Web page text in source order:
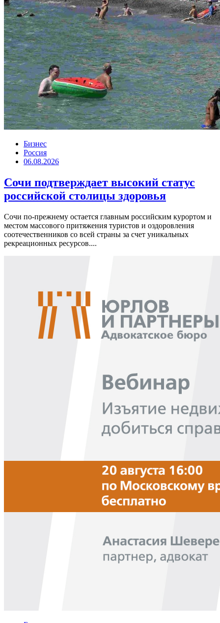
Бизнес
Россия
06.08.2026
Сочи подтверждает высокий статус
российской столицы здоровья
Сочи по-прежнему остается главным российским курортом и
местом массового притяжения туристов и оздоровления
соотечественников со всей страны за счет уникальных
рекреационных ресурсов....